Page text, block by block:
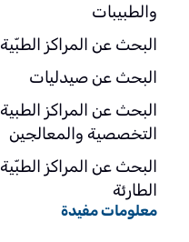
والطبيبات
البحث عن المراكز الطبّية
البحث عن صيدليات
البحث عن المراكز الطبية
التخصصية والمعالجين
البحث عن المراكز الطبّية
الطارئة
معلومات مفيدة